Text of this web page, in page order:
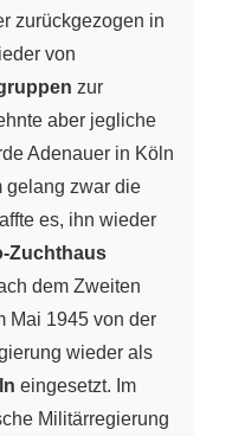
zurückgezogen in
von
zur
aber jegliche
Adenauer in Köln
gelang zwar die
es, ihn wieder
Zuchthaus
dem Zweiten
Mai 1945 von der
wieder als
eingesetzt. Im
Militärregierung